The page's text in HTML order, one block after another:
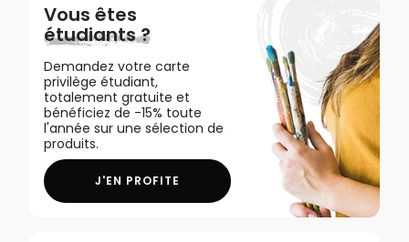
Vous êtes
étudiants ?
Demandez votre carte
privilège étudiant,
totalement gratuite et
bénéficiez de -15% toute
l'année sur une sélection de
produits.
J'EN PROFITE